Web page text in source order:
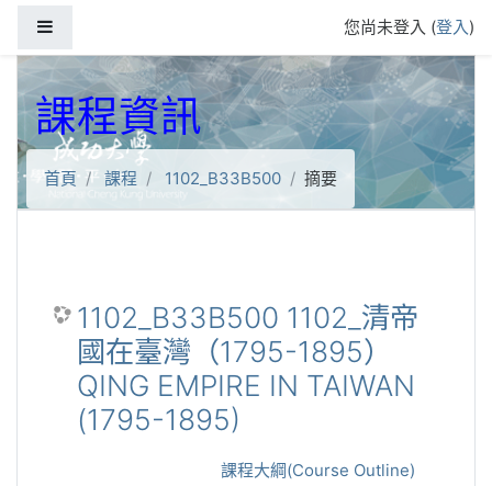
您尚未登入 (登入)
課程資訊
首頁 課程 1102_B33B500 摘要
1102_B33B500 1102_清帝
國在臺灣（1795-1895）
QING EMPIRE IN TAIWAN
(1795-1895)
課程大綱(Course Outline)